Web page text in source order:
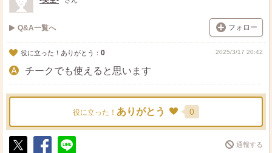
Q&A一覧へ フォロー
役に立った！ありがとう： 0 2025/3/17 20:42
チークでも使えると思います
役に立った！ ありがとう 0
通報する